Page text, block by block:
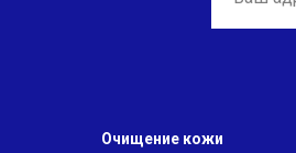
Очищение кожи